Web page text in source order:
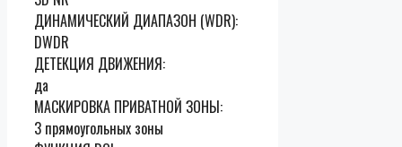
ДИНАМИЧЕСКИЙ ДИАПАЗОН (WDR):
DWDR
ДЕТЕКЦИЯ ДВИЖЕНИЯ:
да
МАСКИРОВКА ПРИВАТНОЙ ЗОНЫ:
3 прямоугольных зоны